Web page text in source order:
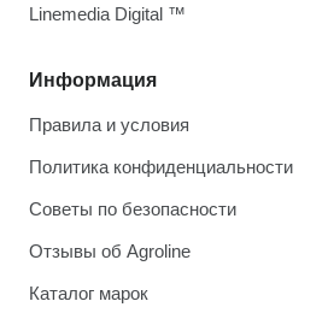
Информация
Правила и условия
Политика конфиденциальности
Советы по безопасности
Отзывы об Agroline
Каталог марок
Linemedia Digital ™